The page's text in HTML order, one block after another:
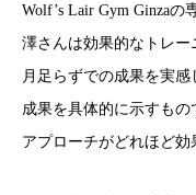
Wolf’s Lair Gym Ginza
澤さんは効果的なトレ
月足らずでの成果を実
成果を具体的に示すも
アプローチがどれほど